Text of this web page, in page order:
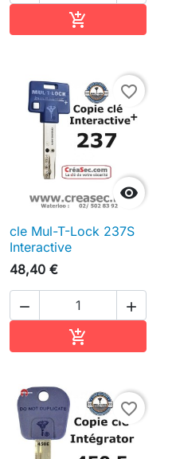


favorite_border
cle Mul-T-Lock 237S
Interactive
48,40 €
 

favorite_border